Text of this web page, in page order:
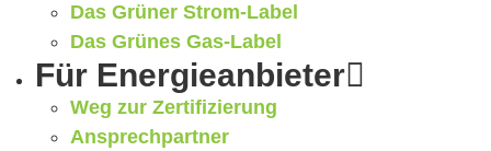
Das Grüner Strom-Label
Das Grünes Gas-Label
Für Energieanbieter
Weg zur Zertifizierung
Ansprechpartner